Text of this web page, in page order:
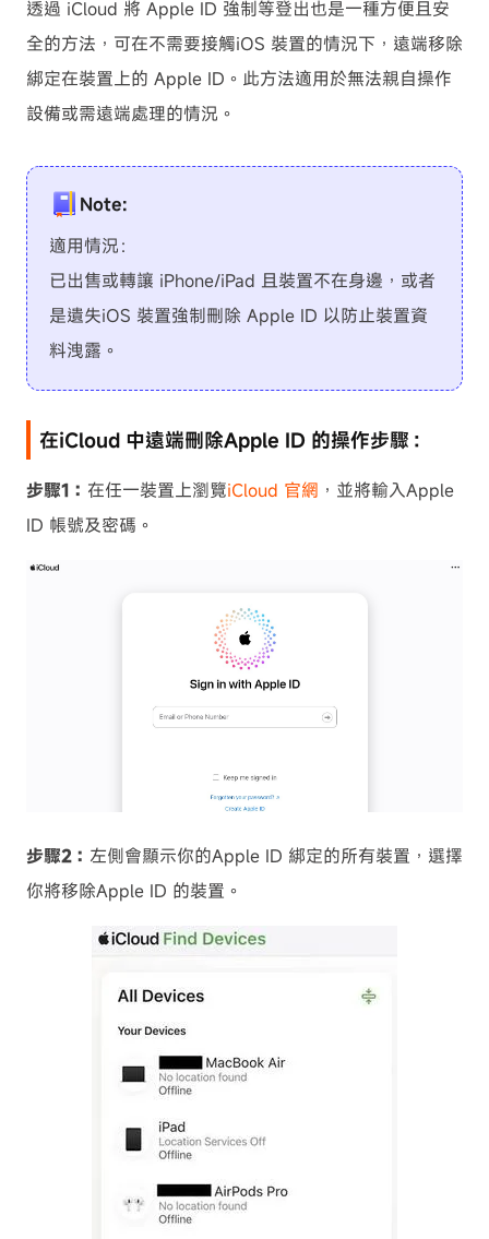
透過 iCloud 將 Apple ID 強制等登出也是一種方便且安
全的方法，可在不需要接觸iOS 裝置的情況下，遠端移除
綁定在裝置上的 Apple ID。此方法適用於無法親自操作
設備或需遠端處理的情況。
Note:
適用情況：
已出售或轉讓 iPhone/iPad 且裝置不在身邊，或者
是遺失iOS 裝置強制刪除 Apple ID 以防止裝置資
料洩露。
在iCloud 中遠端刪除Apple ID 的操作步驟：
步驟1： 在任一裝置上瀏覽iCloud 官網 ，並將輸入Apple
ID 帳號及密碼。
步驟2： 左側會顯示你的Apple ID 綁定的所有裝置，選擇
你將移除Apple ID 的裝置。